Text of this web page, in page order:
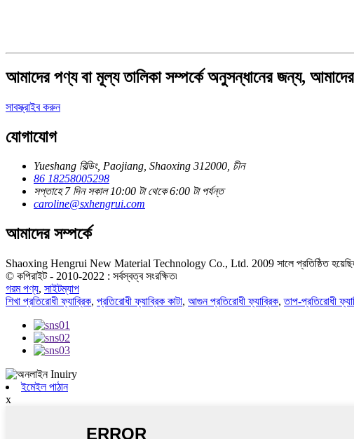
আমাদের পণ্য বা মূল্য তালিকা সম্পর্কে অনুসন্ধানের জন্য,
সাবস্ক্রাইব করুন
যোগাযোগ
Yueshang বিল্ডিং, Paojiang, Shaoxing 312000, চীন
86 18258005298
সপ্তাহে 7 দিন সকাল 10:00 টা থেকে 6:00 টা পর্যন্ত
caroline@sxhengrui.com
আমাদের সম্পর্কে
Shaoxing Hengrui New Material Technology Co., Ltd. 2009 সালে প্রতিষ্ঠিত হয়েছিল,
© কপিরাইট - 2010-2022 : সর্বস্বত্ব সংরক্ষিত৷
গরম পণ্য, সাইটম্যাপ
শিখা প্রতিরোধী ফ্যাব্রিক, প্রতিরোধী ফ্যাব্রিক কাটা, আগুন প্রতিরোধী ফ্যাব্রিক,তাপ-প্রতিরোধী
ইমেইল পাঠান
x